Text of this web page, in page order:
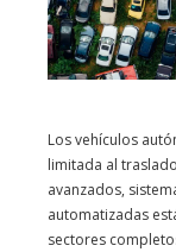
Los vehículos
limitada al
avanzados,
automatizadas
sectores